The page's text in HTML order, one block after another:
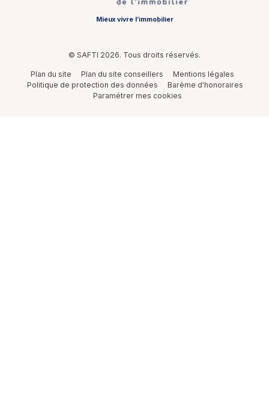
Mieux vivre l’immobilier
© SAFTI 2026. Tous droits réservés.
Plan du site Plan du site conseillers
Mentions légales
Politique de protection des données
Barème d'honoraires
Paramétrer mes cookies